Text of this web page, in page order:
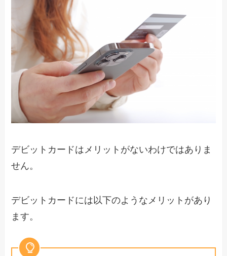
デビットカードはメリットがないわけではありま
せん。
デビットカードには以下のようなメリットがあり
ます。